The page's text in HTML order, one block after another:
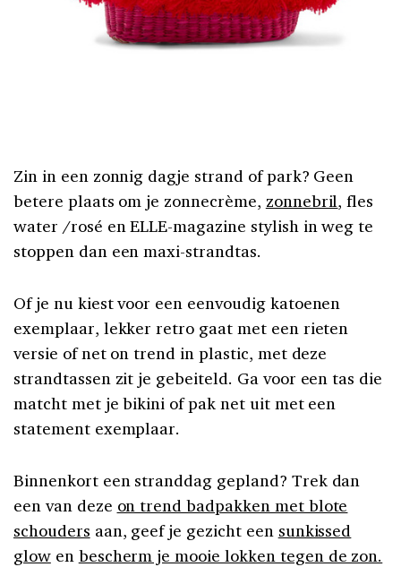
Zin in een zonnig dagje strand of park? Geen
betere plaats om je zonnecrème, zonnebril, fles
water /rosé en ELLE-magazine stylish in weg te
stoppen dan een maxi-strandtas.
Of je nu kiest voor een eenvoudig katoenen
exemplaar, lekker retro gaat met een rieten
versie of net on trend in plastic, met deze
strandtassen zit je gebeiteld. Ga voor een tas die
matcht met je bikini of pak net uit met een
statement exemplaar.
Binnenkort een stranddag gepland? Trek dan
een van deze on trend badpakken met blote
schouders aan, geef je gezicht een sunkissed
glowen bescherm je mooie lokken tegen de zon.